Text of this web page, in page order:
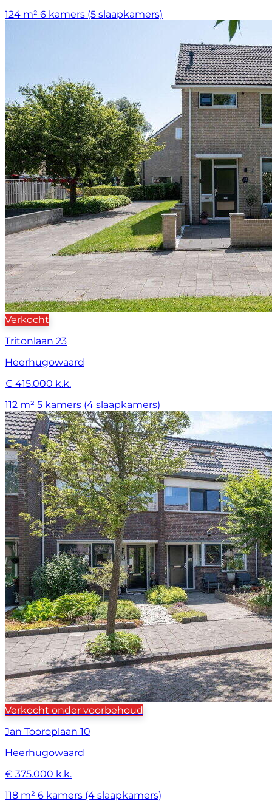
124 m² 6 kamers (5 slaapkamers)
Verkocht
Tritonlaan 23
Heerhugowaard
€ 415.000 k.k.
112 m² 5 kamers (4 slaapkamers)
Verkocht onder voorbehoud
Jan Tooroplaan 10
Heerhugowaard
€ 375.000 k.k.
118 m² 6 kamers (4 slaapkamers)